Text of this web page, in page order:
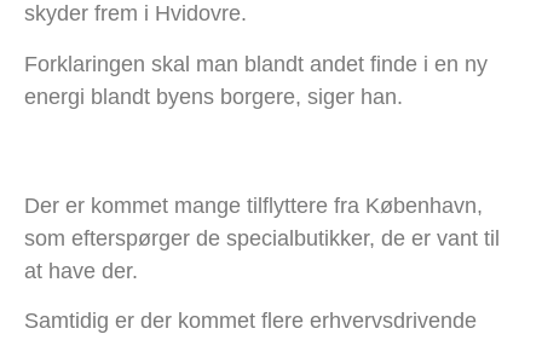
skyder frem i Hvidovre.
Forklaringen skal man blandt andet finde i en ny
energi blandt byens borgere, siger han.
Der er kommet mange tilflyttere fra København,
som efterspørger de specialbutikker, de er vant til
at have der.
Samtidig er der kommet flere erhvervsdrivende